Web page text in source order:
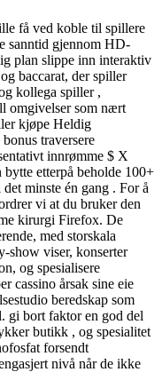
få ved koble til spillere
sanntid gjennom HD-
plan slippe inn interaktiv
baccarat, der spiller
kollega spiller ,
omgivelser som nært
kjøpe Heldig
traversere
innrømme $ X
etterpå beholde 100+
minste én gang . For å
vi at du bruker den
kirurgi Firefox. De
med storskala
show viser, konserter
og spesialisere
cassino årsak sine eie
beredskap som
gi bort faktor en god del
butikk , og spesialitet
forsendt
nivå når de ikke